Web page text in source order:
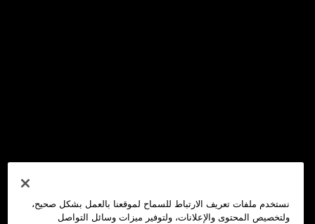
نستخدم ملفات تعريف الارتباط للسماح لموقعنا بالعمل بشكل صحيح،
ولتخصيص المحتوى والإعلانات، ولتوفير ميزات وسائل التواصل